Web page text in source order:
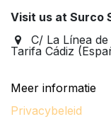
Visit us at Surco
C/ La Línea
Tarifa Cádiz
Meer informatie
Privacybeleid